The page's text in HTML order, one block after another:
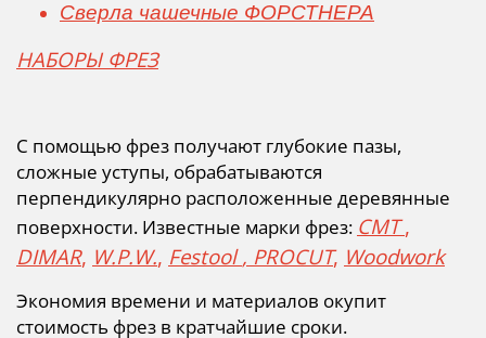
Сверла чашечные ФОРСТНЕРА
НАБОРЫ ФРЕЗ
С помощью фрез получают глубокие пазы,
сложные уступы, обрабатываются
перпендикулярно расположенные деревянные
поверхности. Известные марки фрез: CMT,
DIMAR, W.P.W., Festool , PROCUT, Woodwork
Экономия времени и материалов окупит
стоимость фрез в кратчайшие сроки.